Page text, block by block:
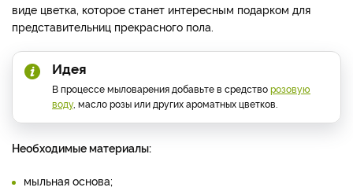
виде цветка, которое станет интересным подарком для
представительниц прекрасного пола.
Идея
В процессе мыловарения добавьте в средстворозовую
воду, масло розы или других ароматных цветков.
Необходимые материалы:
мыльная основа;